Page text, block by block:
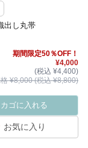
出し丸帯
期間限定50％OFF！
¥4,000
(税込 ¥4,400)
¥8,000 (税込 ¥8,800)
カゴに入れる
お気に入り